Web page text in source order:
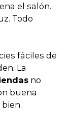
el salón.
Todo
fáciles de
La
no
buena